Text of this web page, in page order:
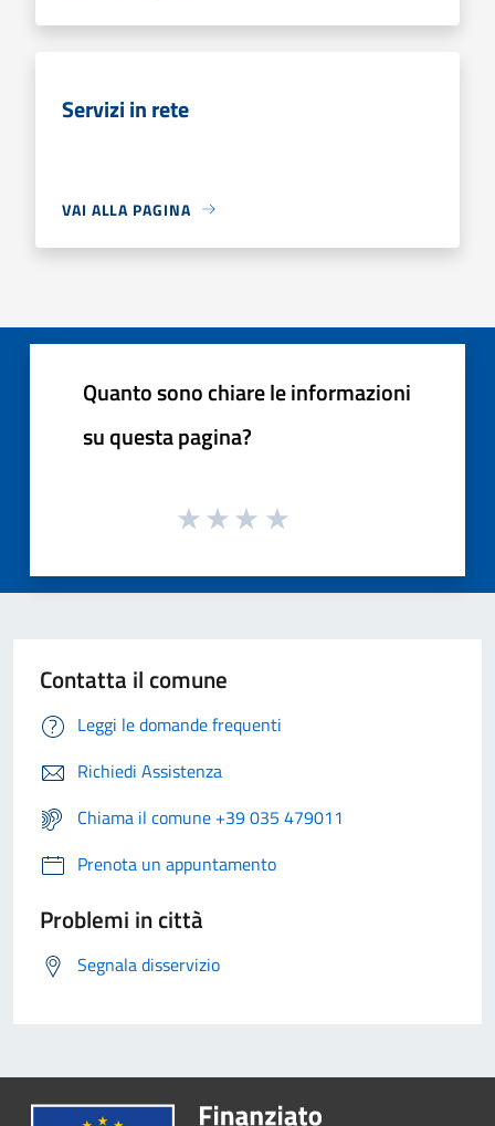
Servizi in rete
VAI ALLA PAGINA
Quanto sono chiare le informazioni
su questa pagina?
Contatta il comune
Leggi le domande frequenti
Richiedi Assistenza
Chiama il comune +39 035 479011
Prenota un appuntamento
Problemi in città
Segnala disservizio